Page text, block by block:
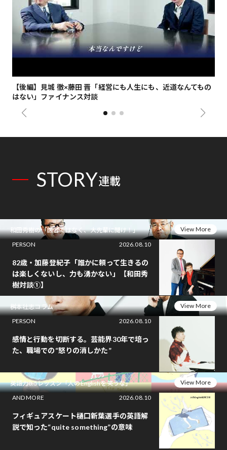
【後編】見城 徹×藤田 晋「経営にも人生にも、近道なんてもの
はない」ファイナンス対談
STORY連載
和田秀樹の「医者ではなく、大先輩に聞け！」
View More
PERSON
2026.08.10
82歳・加藤登紀子「誰かに頼って生きるの
は楽しくないし、力も湧かない」【和田秀
樹対談①】
桝本壮志コラム
View More
PERSON
2026.08.10
感情と行動を切断する。芸能界30年で培っ
た、職場での“怒りの消しかた”
英語力0.5レッスン「人のEnglishを笑うな」
View More
AND MORE
2026.08.10
フィギュアスケート樋口新葉選手の英語解
説で知った“quite something”の意味